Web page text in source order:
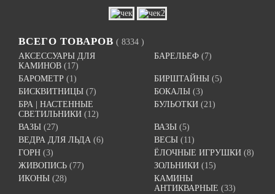
ВСЕГО ТОВАРОВ ( 8334 )
АКСЕССУАРЫ ДЛЯ
КАМИНОВ (17)
БАРЕЛЬЕФ (7)
БАРОМЕТР (1) БИРШТАЙНЫ (5)
БИСКВИТНИЦЫ (7) БОКАЛЫ (3)
БРА | НАСТЕННЫЕ
СВЕТИЛЬНИКИ (12)
БУЛЬОТКИ (21)
ВАЗЫ (27) ВАЗЫ (5)
ВЕДРА ДЛЯ ЛЬДА (6) ВЕСЫ (11)
ГОРН (3) ЁЛОЧНЫЕ ИГРУШКИ (8)
ЖИВОПИСЬ (77) ЗОЛЬНИКИ (15)
ИКОНЫ (28)
КАМИНЫ
АНТИКВАРНЫЕ (33)